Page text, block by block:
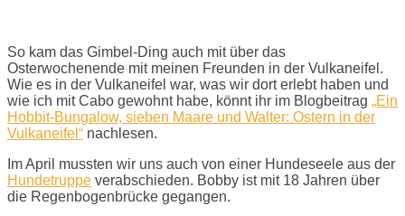
So kam das Gimbel-Ding auch mit über das
Osterwochenende mit meinen Freunden in der Vulkaneifel.
Wie es in der Vulkaneifel war, was wir dort erlebt haben und
wie ich mit Cabo gewohnt habe, könnt ihr im Blogbeitrag „Ein
Hobbit-Bungalow, sieben Maare und Walter: Ostern in der
Vulkaneifel“ nachlesen.
Im April mussten wir uns auch von einer Hundeseele aus der
Hundetruppe verabschieden. Bobby ist mit 18 Jahren über
die Regenbogenbrücke gegangen.